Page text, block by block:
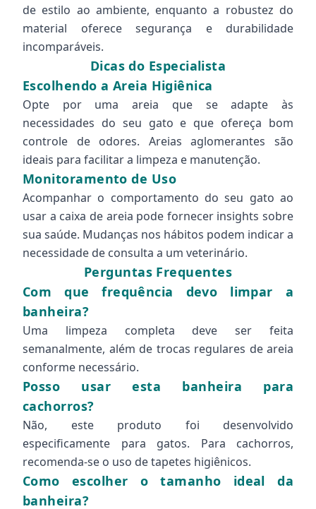
de estilo ao ambiente, enquanto a robustez do
material oferece segurança e durabilidade
incomparáveis.
Dicas do Especialista
Escolhendo a Areia Higiênica
Opte por uma areia que se adapte às
necessidades do seu gato e que ofereça bom
controle de odores. Areias aglomerantes são
ideais para facilitar a limpeza e manutenção.
Monitoramento de Uso
Acompanhar o comportamento do seu gato ao
usar a caixa de areia pode fornecer insights sobre
sua saúde. Mudanças nos hábitos podem indicar a
necessidade de consulta a um veterinário.
Perguntas Frequentes
Com que frequência devo limpar a
banheira?
Uma limpeza completa deve ser feita
semanalmente, além de trocas regulares de areia
conforme necessário.
Posso usar esta banheira para
cachorros?
Não, este produto foi desenvolvido
especificamente para gatos. Para cachorros,
recomenda-se o uso de tapetes higiênicos.
Como escolher o tamanho ideal da
banheira?